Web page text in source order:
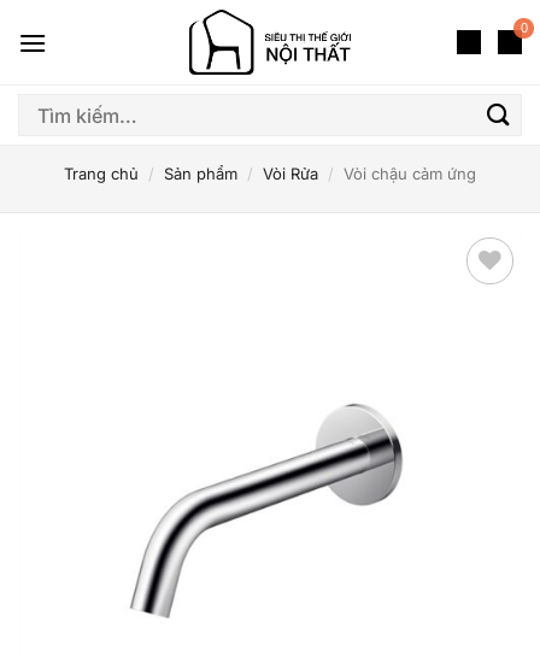
qua
dung
0
Tìm
Trang chủ / Sản phẩm / Vòi Rửa / Vòi chậu cảm ứng